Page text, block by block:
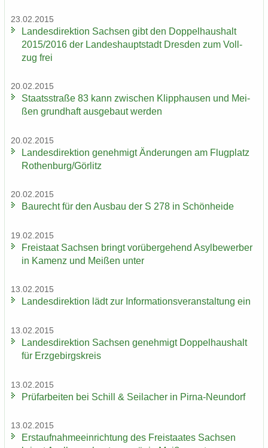
23.02.2015
Lan­des­di­rek­ti­on Sach­sen gibt den Dop­pel­haus­halt
2015/2016 der Lan­des­haupt­stadt Dres­den zum Voll­
zug frei
20.02.2015
Staats­stra­ße 83 kann zwi­schen Klipp­hau­sen und Mei­
ßen grund­haft aus­ge­baut wer­den
20.02.2015
Lan­des­di­rek­ti­on ge­neh­migt Än­de­run­gen am Flug­platz
Ro­then­burg/Gör­litz
20.02.2015
Bau­recht für den Aus­bau der S 278 in Schön­hei­de
19.02.2015
Frei­staat Sach­sen bringt vor­über­ge­hend Asyl­be­wer­ber
in Ka­menz und Mei­ßen unter
13.02.2015
Lan­des­di­rek­ti­on lädt zur In­for­ma­ti­ons­ver­an­stal­tung ein
13.02.2015
Lan­des­di­rek­ti­on Sach­sen ge­neh­migt Dop­pel­haus­halt
für Erz­ge­birgs­kreis
13.02.2015
Prüf­ar­bei­ten bei Schill & Seil­a­cher in Pirna-​Neundorf
13.02.2015
Erst­auf­nah­me­ein­rich­tung des Frei­staa­tes Sach­sen